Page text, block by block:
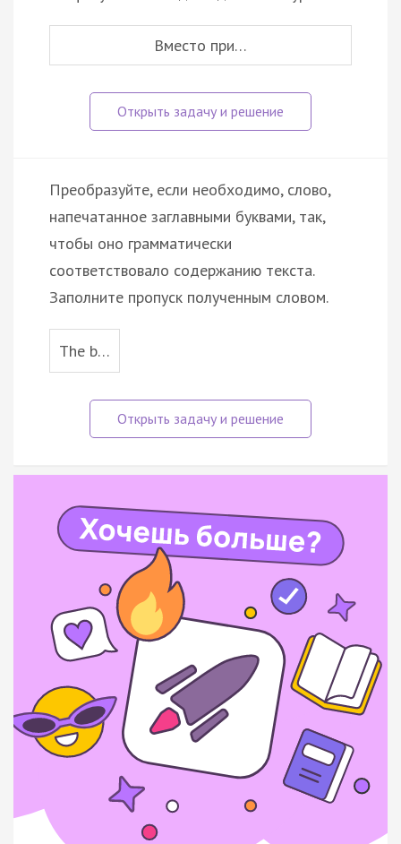
Вместо при…
Преобразуйте, если необходимо, слово,
напечатанное заглавными буквами, так,
чтобы оно грамматически
соответствовало содержанию текста.
Заполните пропуск полученным словом.
The b…